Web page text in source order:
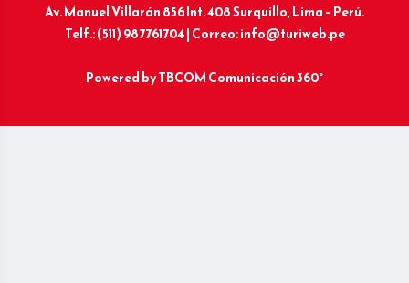
Av. Manuel Villarán 856 Int. 408 Surquillo, Lima – Perú.
Telf.: (511) 987761704 | Correo: info@turiweb.pe
Powered byTBCOM Comunicación 360°